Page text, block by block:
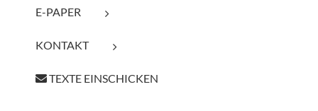
E-PAPER
KONTAKT
TEXTE EINSCHICKEN